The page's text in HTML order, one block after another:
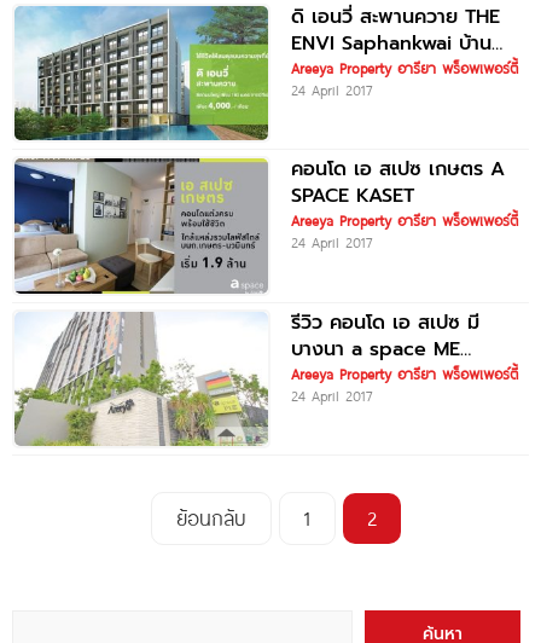
ดิ เอนวี่ สะพานควาย THE
ENVI Saphankwai บ้าน
ธนารักษ์ประชารัฐ จาก
Areeya Property
Areeya Property อารียา พร็อพเพอร์ตี้
24 April 2017
คอนโด เอ สเปซ เกษตร A
SPACE KASET
Areeya Property อารียา พร็อพเพอร์ตี้
24 April 2017
รีวิว คอนโด เอ สเปซ มี
บางนา a space ME
Bangna
Areeya Property อารียา พร็อพเพอร์ตี้
24 April 2017
ย้อนกลับ 1 2
ค้นหา